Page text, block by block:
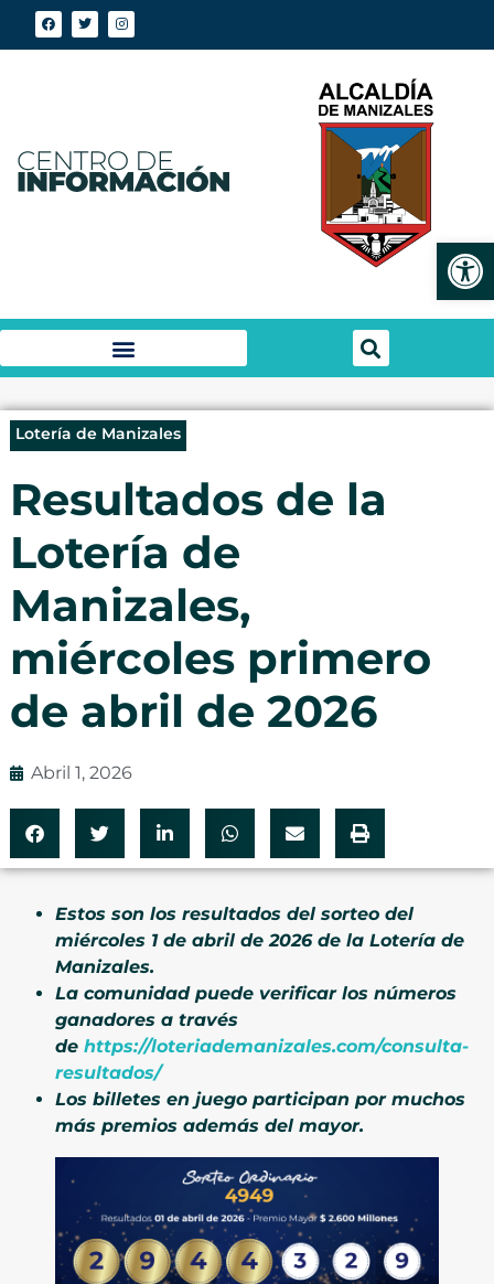
Lotería de Manizales
Resultados de la
Lotería de
Manizales,
miércoles primero
de abril de 2026
Abril 1, 2026
Estos son los resultados del sorteo del
miércoles 1 de abril de 2026 de la Lotería de
Manizales.
La comunidad puede verificar los números
ganadores a través
de https://loteriademanizales.com/consulta-
resultados/
Los billetes en juego participan por muchos
más premios además del mayor.